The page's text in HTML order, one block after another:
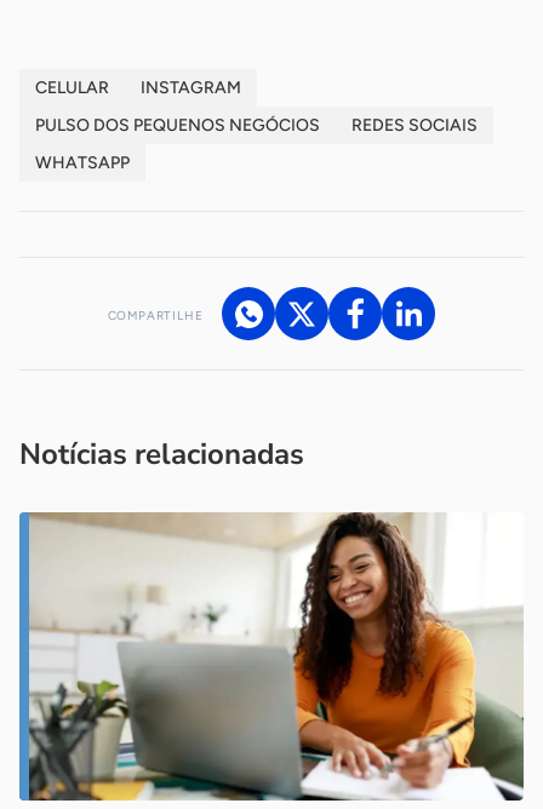
CELULAR
INSTAGRAM
PULSO DOS PEQUENOS NEGÓCIOS
REDES SOCIAIS
WHATSAPP
COMPARTILHE
Notícias relacionadas